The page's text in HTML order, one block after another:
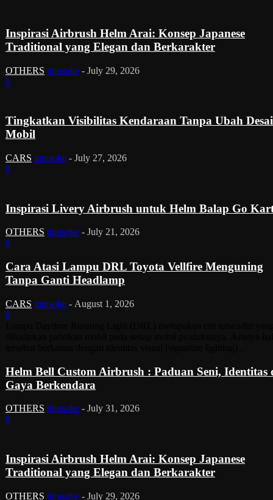
Inspirasi Airbrush Helm Arai: Konsep Japanese
Traditional yang Elegan dan Berkarakter
OTHERS tinusoke - July 29, 2026
0
Tingkatkan Visibilitas Kendaraan Tanpa Ubah
Mobil
CARS tinusoke - July 27, 2026
0
Inspirasi Livery Airbrush untuk Helm Balap Go
OTHERS tinusoke - July 21, 2026
0
Cara Atasi Lampu DRL Toyota Vellfire Menguning
Tanpa Ganti Headlamp
CARS tinusoke - August 1, 2026
0
Helm Bell Custom Airbrush : Paduan Seni, Identitas
Gaya Berkendara
OTHERS tinusoke - July 31, 2026
0
Inspirasi Airbrush Helm Arai: Konsep Japanese
Traditional yang Elegan dan Berkarakter
OTHERS tinusoke - July 29, 2026